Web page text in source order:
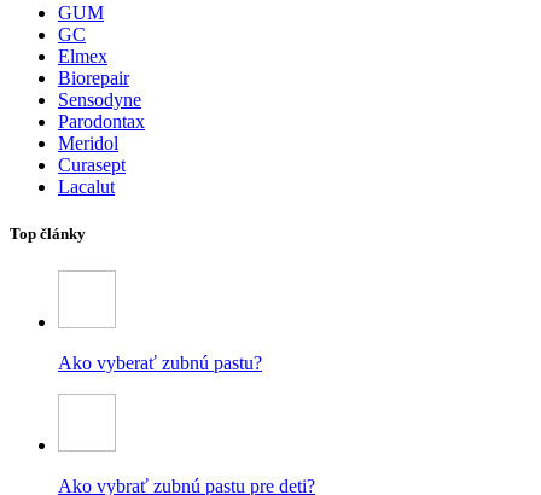
GUM
GC
Elmex
Biorepair
Sensodyne
Parodontax
Meridol
Curasept
Lacalut
Top články
Ako vyberať zubnú pastu?
Ako vybrať zubnú pastu pre deti?